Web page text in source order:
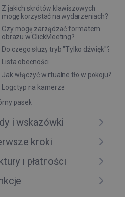
Z jakich skrótów klawiszowych
mogę korzystać na wydarzeniach?
Czy mogę zarządzać formatem
obrazu w ClickMeeting?
Do czego służy tryb "Tylko dźwięk"?
Lista obecności
Jak włączyć wirtualne tło w pokoju?
Logotyp na kamerze
pasek
i wskazówki
kroki
i płatności